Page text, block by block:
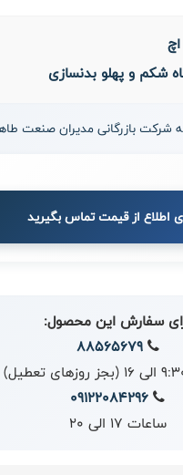
شکم و پهلو بدنسازی
اطلاع از قیمت تماس بگیرید
سفارش این محصول:
88565679
09122084296
ساعات 17 الی 20